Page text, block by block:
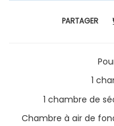
PARTAGER
1
1 chambre de
Chambre à air de